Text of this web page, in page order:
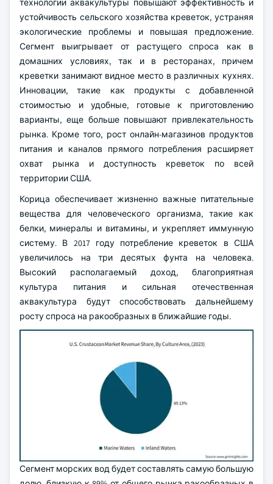
технологии аквакультуры повышают эффективность и
устойчивость сельского хозяйства креветок, устраняя
экологические проблемы и повышая предложение.
Сегмент выигрывает от растущего спроса как в
домашних условиях, так и в ресторанах, причем
креветки занимают видное место в различных кухнях.
Инновации, такие как продукты с добавленной
стоимостью и удобные, готовые к приготовлению
варианты, еще больше повышают привлекательность
рынка. Кроме того, рост онлайн-магазинов продуктов
питания и каналов прямого потребления расширяет
охват рынка и доступность креветок по всей
территории США.
Корица обеспечивает жизненно важные питательные
вещества для человеческого организма, такие как
белки, минералы и витамины, и укрепляет иммунную
систему. В 2017 году потребление креветок в США
увеличилось на три десятых фунта на человека.
Высокий располагаемый доход, благоприятная
культура питания и сильная отечественная
аквакультура будут способствовать дальнейшему
росту спроса на ракообразных в ближайшие годы.
Сегмент морских вод будет составлять самую большую